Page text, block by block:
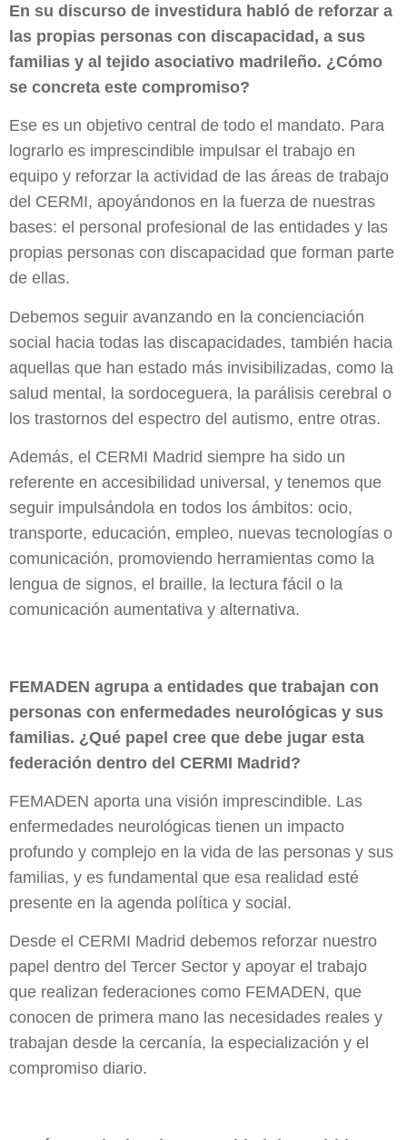
En su discurso de investidura habló de reforzar a
las propias personas con discapacidad, a sus
familias y al tejido asociativo madrileño. ¿Cómo
se concreta este compromiso?
Ese es un objetivo central de todo el mandato. Para
lograrlo es imprescindible impulsar el trabajo en
equipo y reforzar la actividad de las áreas de trabajo
del CERMI, apoyándonos en la fuerza de nuestras
bases: el personal profesional de las entidades y las
propias personas con discapacidad que forman parte
de ellas.
Debemos seguir avanzando en la concienciación
social hacia todas las discapacidades, también hacia
aquellas que han estado más invisibilizadas, como la
salud mental, la sordoceguera, la parálisis cerebral o
los trastornos del espectro del autismo, entre otras.
Además, el CERMI Madrid siempre ha sido un
referente en accesibilidad universal, y tenemos que
seguir impulsándola en todos los ámbitos: ocio,
transporte, educación, empleo, nuevas tecnologías o
comunicación, promoviendo herramientas como la
lengua de signos, el braille, la lectura fácil o la
comunicación aumentativa y alternativa.
FEMADEN agrupa a entidades que trabajan con
personas con enfermedades neurológicas y sus
familias. ¿Qué papel cree que debe jugar esta
federación dentro del CERMI Madrid?
FEMADEN aporta una visión imprescindible. Las
enfermedades neurológicas tienen un impacto
profundo y complejo en la vida de las personas y sus
familias, y es fundamental que esa realidad esté
presente en la agenda política y social.
Desde el CERMI Madrid debemos reforzar nuestro
papel dentro del Tercer Sector y apoyar el trabajo
que realizan federaciones como FEMADEN, que
conocen de primera mano las necesidades reales y
trabajan desde la cercanía, la especialización y el
compromiso diario.